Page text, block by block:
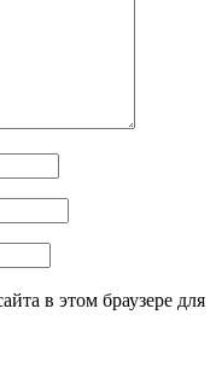
в этом браузере для